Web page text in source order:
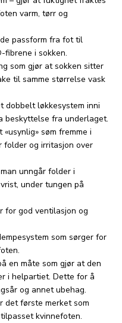
varm, tørr og
passform fra fot til
i sokken.
som gjør at sokken sitter
til samme størrelse vask
dobbelt løkkesystem inni
beskyttelse fra underlaget.
søm fremme i
folder og irritasjon over
unngår folder i
under tungen på
for god ventilasjon og
som sørger for
en måte som gjør at den
i helpartiet. Dette for å
og annet ubehag.
det første merket som
kvinnefoten.